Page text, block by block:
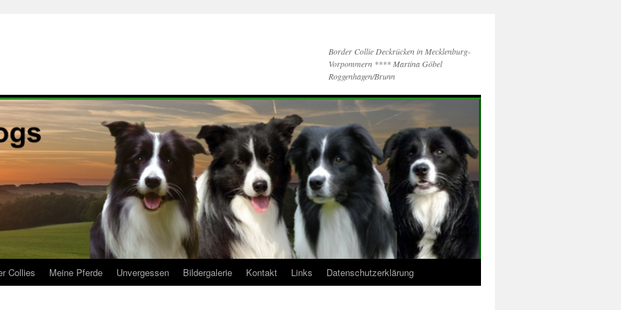
Border Collie Deckrücken in Mecklenburg-
Vorpommern **** Martina Göbel
Roggenhagen/Brunn
Collies Meine Pferde Unvergessen Bildergalerie Kontakt Links Datenschutzerklärung